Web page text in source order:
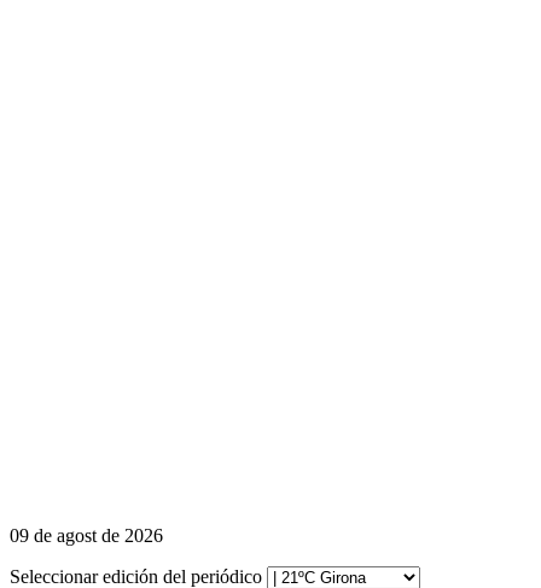
09 de agost de 2026
Seleccionar edición del periódico